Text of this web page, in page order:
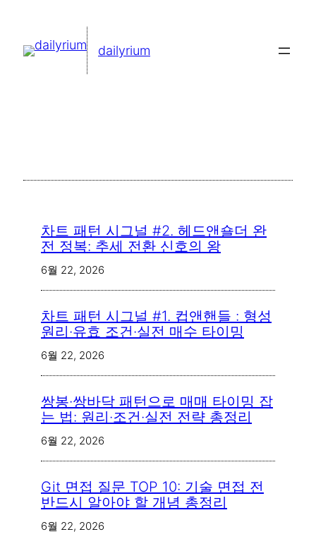
dailyrium
차트 패턴 시그널 #2. 헤드앤숄더 완
전 정복: 추세 전환 신호의 왕
6월 22, 2026
차트 패턴 시그널 #1. 컵앤핸들 : 형성
원리·유효 조건·실전 매수 타이밍
6월 22, 2026
쌍봉·쌍바닥 패턴으로 매매 타이밍 잡
는 법: 원리·조건·실전 전략 총정리
6월 22, 2026
Git 면접 질문 TOP 10: 기술 면접 전
반드시 알아야 할 개념 총정리
6월 22, 2026